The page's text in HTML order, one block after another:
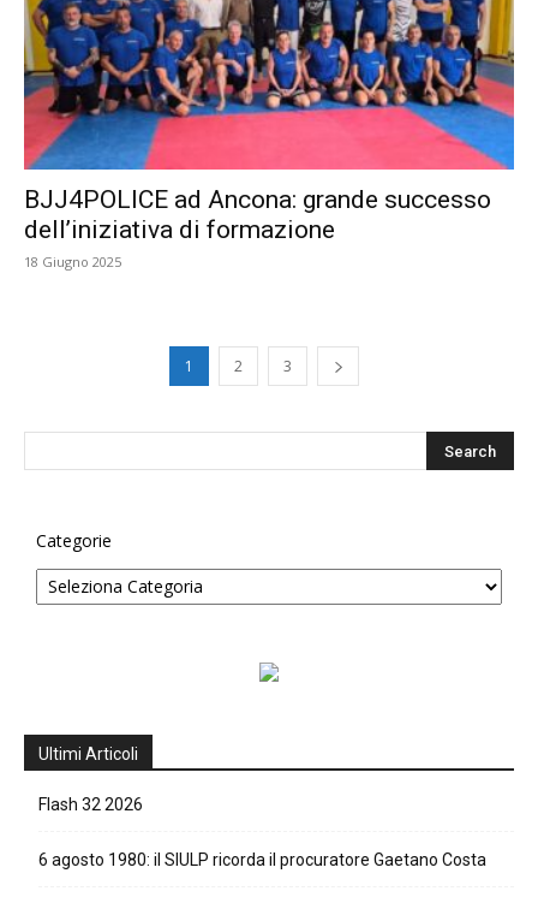
BJJ4POLICE ad Ancona: grande successo
dell’iniziativa di formazione
18 Giugno 2025
1 2 3
Categorie
Ultimi Articoli
Flash 32 2026
6 agosto 1980: il SIULP ricorda il procuratore Gaetano Costa